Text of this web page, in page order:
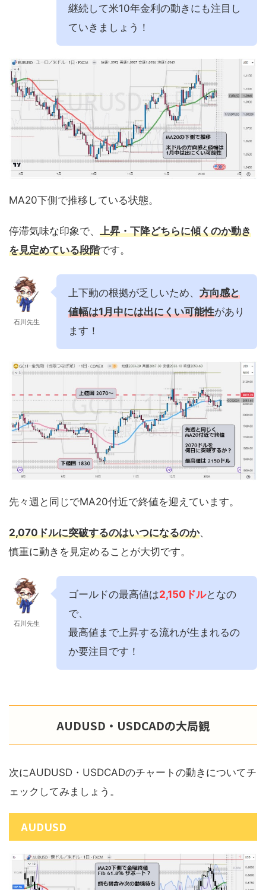
継続して米10年金利の動きにも注目し
ていきましょう！
MA20下側で推移している状態。
停滞気味な印象で、 上昇・下降どちらに傾くのか動き
を見定めている段階です。
石川先生
上下動の根拠が乏しいため、 方向感と
値幅は1月中には出にくい可能性があり
ます！
先々週と同じでMA20付近で終値を迎えています。
2,070ドルに突破するのはいつになるのか、
慎重に動きを見定めることが大切です。
石川先生
ゴールドの最高値は2,150ドルとなの
で、
最高値まで上昇する流れが生まれるの
か要注目です！
AUDUSD・USDCADの大局観
次にAUDUSD・USDCADのチャートの動きについてチ
ェックしてみましょう。
AUDUSD